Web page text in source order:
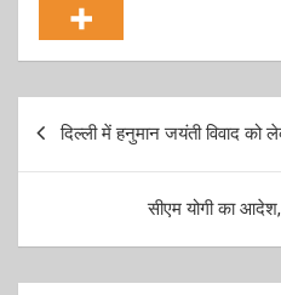
Post
navigation
दिल्ली में हनुमान जयंती विवाद को
सीएम योगी का